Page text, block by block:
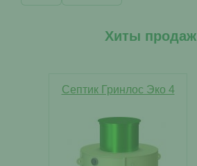
Хиты продаж
Септик Гринлос Эко 4